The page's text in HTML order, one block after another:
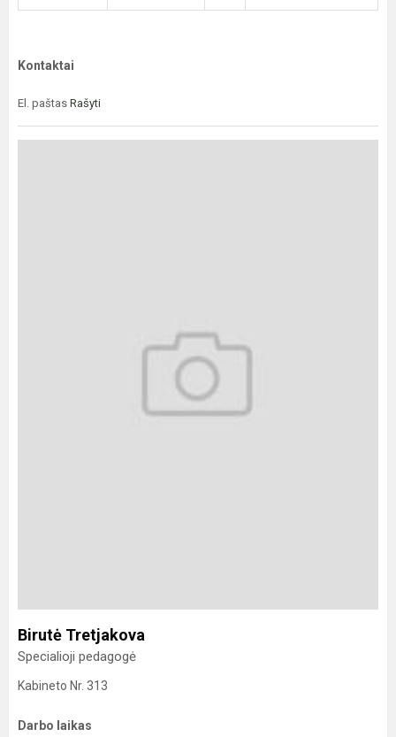
Kontaktai
El. paštas Rašyti
Birutė Tretjakova
Specialioji pedagogė
Kabineto Nr. 313
Darbo laikas